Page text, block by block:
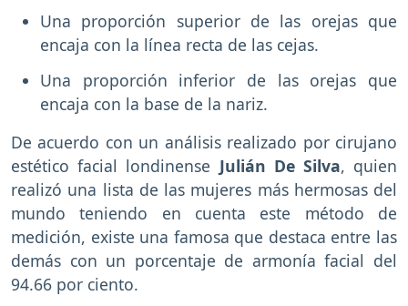
Una proporción superior de las orejas que
encaja con la línea recta de las cejas.
Una proporción inferior de las orejas que
encaja con la base de la nariz.
De acuerdo con un análisis realizado por cirujano
estético facial londinense Julián De Silva, quien
realizó una lista de las mujeres más hermosas del
mundo teniendo en cuenta este método de
medición, existe una famosa que destaca entre las
demás con un porcentaje de armonía facial del
94.66 por ciento.